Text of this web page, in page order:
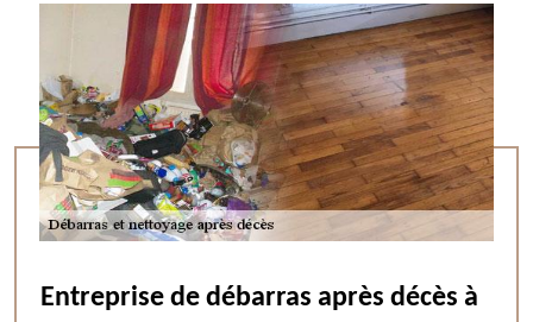
Entreprise de débarras après décès à